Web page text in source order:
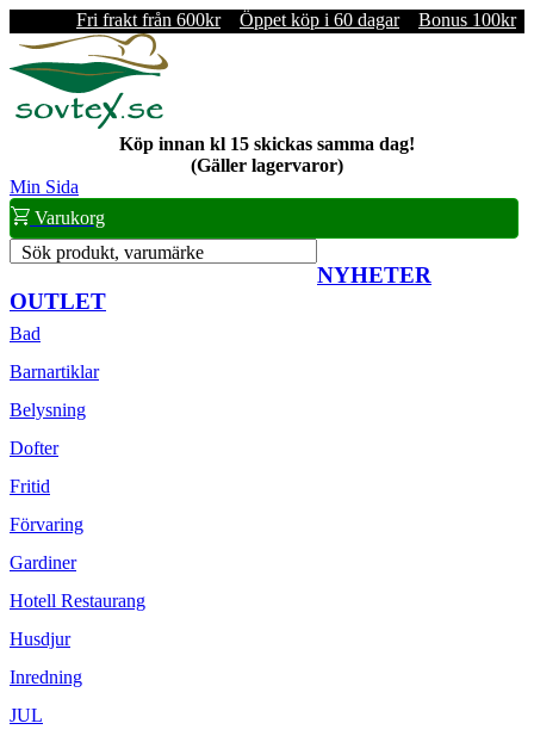
Fri frakt från 600kr Öppet köp i 60 dagar Bonus 100kr
Köp innan kl 15 skickas samma dag!
(Gäller lagervaror)
Min Sida
Varukorg
Sök produkt, varumärke
NYHETER
OUTLET
Bad
Barnartiklar
Belysning
Dofter
Fritid
Förvaring
Gardiner
Hotell Restaurang
Husdjur
Inredning
JUL